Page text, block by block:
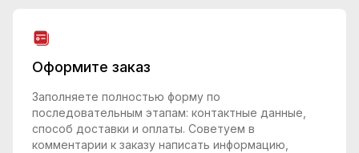
Оформите заказ
Заполняете полностью форму по
последовательным этапам: контактные данные,
способ доставки и оплаты. Советуем в
комментарии к заказу написать информацию,